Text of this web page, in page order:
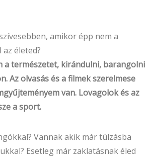
amikor épp nem a
életed?
a természetet, kirándulni, barangolni
Az olvasás és a filmek szerelmese
van. Lovagolok és az
a sport.
Vannak akik már túlzásba
Esetleg már zaklatásnak éled